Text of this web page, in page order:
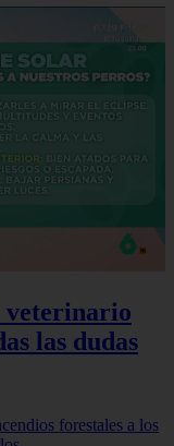
veterinario
las dudas